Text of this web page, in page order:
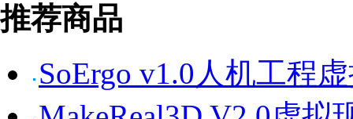
推荐商品
SoErgo v1.0人机工程